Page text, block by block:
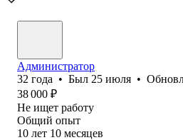
Администратор
32 года • Был 25 июля •
38 000 ₽
Не ищет работу
Общий опыт
10 лет 10 месяцев